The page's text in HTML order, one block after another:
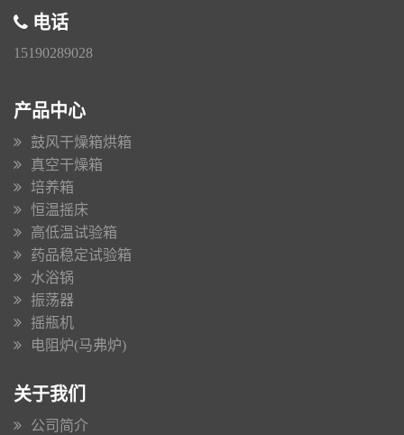
电话
15190289028
产品中心
鼓风干燥箱烘箱
真空干燥箱
培养箱
恒温摇床
高低温试验箱
药品稳定试验箱
水浴锅
振荡器
摇瓶机
电阻炉(马弗炉)
关于我们
公司简介